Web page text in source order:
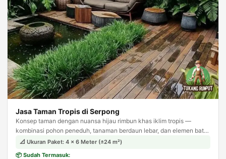
Jasa Taman Tropis di Serpong
Konsep taman dengan nuansa hijau rimbun khas iklim tropis —
kombinasi pohon peneduh, tanaman berdaun lebar, dan elemen batu
alam. Menghadirkan suasana asri dan teduh layaknya resort tropis.
📐 Ukuran Paket: 4 × 6 Meter (±24 m²)
📦 Sudah Termasuk: